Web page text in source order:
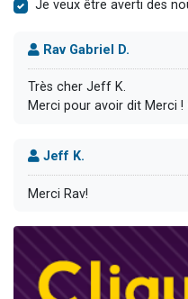
Je veux être averti des
Rav Gabriel D.
Très cher Jeff K.
Merci pour avoir dit Merci !
Jeff K.
Merci Rav!